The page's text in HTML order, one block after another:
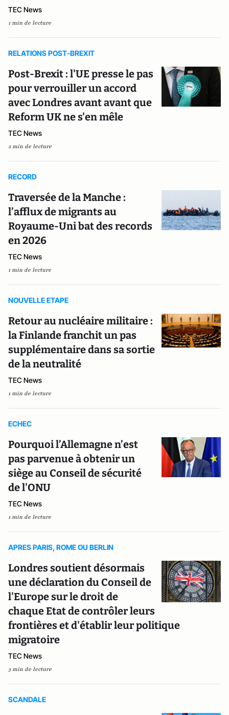
TEC News
1 min de lecture
RELATIONS POST-BREXIT
Post-Brexit : l'UE presse le pas
pour verrouiller un accord
avec Londres avant avant que
Reform UK ne s'en mêle
TEC News
2 min de lecture
RECORD
Traversée de la Manche :
l’afflux de migrants au
Royaume-Uni bat des records
en 2026
TEC News
1 min de lecture
NOUVELLE ETAPE
Retour au nucléaire militaire :
la Finlande franchit un pas
supplémentaire dans sa sortie
de la neutralité
TEC News
1 min de lecture
ECHEC
Pourquoi l’Allemagne n’est
pas parvenue à obtenir un
siège au Conseil de sécurité
de l'ONU
TEC News
1 min de lecture
APRES PARIS, ROME OU BERLIN
Londres soutient désormais
une déclaration du Conseil de
l'Europe sur le droit de
chaque Etat de contrôler leurs
frontières et d'établir leur politique
migratoire
TEC News
3 min de lecture
SCANDALE